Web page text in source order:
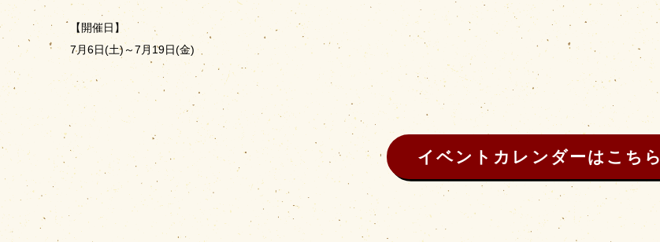
【開催日】
7月6日(土)～7月19日(金)
イベントカレンダーはこちら